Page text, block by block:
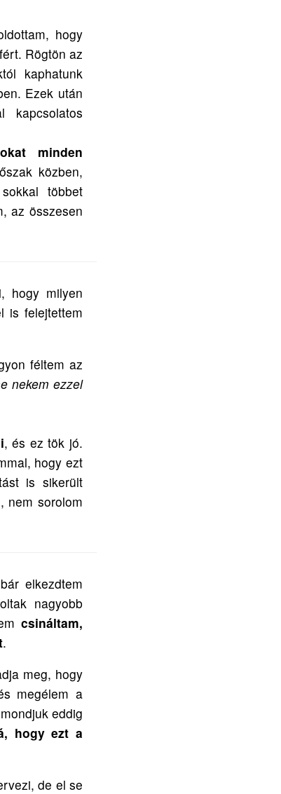
hogy
Rögtön az
kaphatunk
Ezek után
minden
közben,
többet
az összesen
hogy milyen
is felejtettem
féltem az
nekem ezzel
, és ez tök jó.
hogy ezt
is sikerült
nem sorolom
elkezdtem
nagyobb
csináltam,
.
meg, hogy
megélem a
eddig
hogy ezt a
de el se